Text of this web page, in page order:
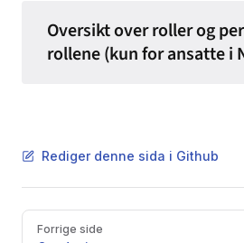
Rediger denne sida i Github
Pager
Forrige side